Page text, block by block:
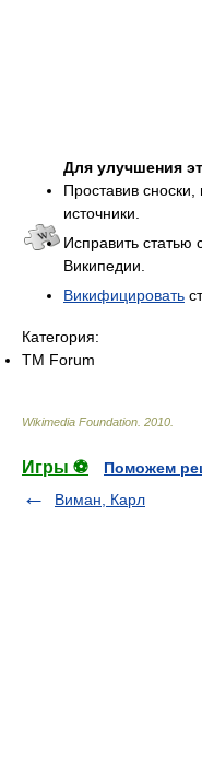
Для улучшения
Проставив
источники.
Исправить статью
Википедии.
Викифицировать
Категория:
TM Forum
Wikimedia Foundation 2010
Игры ⚽
Поможем
Виман, Карл